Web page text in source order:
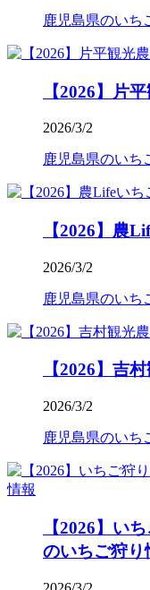
鹿児島県のいち
【2026】片
2026/3/2
鹿児島県のいち
【2026】農
2026/3/2
鹿児島県のいち
【2026】吉
2026/3/2
鹿児島県のいち
【2026】い
のいちご狩り